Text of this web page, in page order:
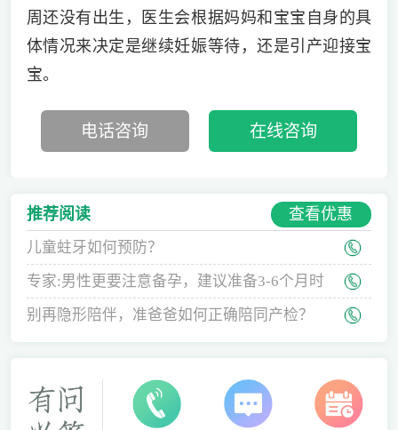
周还没有出生，医生会根据妈妈和宝宝自身的具
体情况来决定是继续妊娠等待，还是引产迎接宝
宝。
电话咨询 在线咨询
推荐阅读 查看优惠
儿童蛀牙如何预防？
专家:男性更要注意备孕，建议准备3-6个月时
间
别再隐形陪伴，准爸爸如何正确陪同产检？